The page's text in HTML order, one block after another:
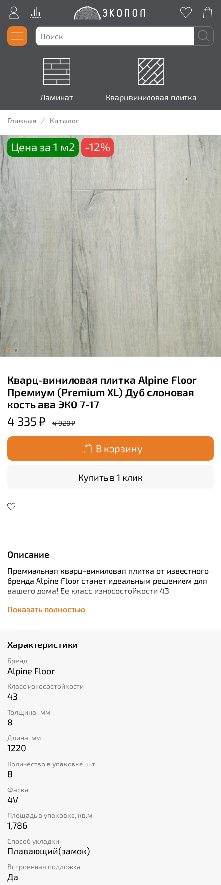
Ламинат Кварцвиниловая плитка
Главная Каталог
Цена за 1 м2 -12%
Кварц-виниловая плитка Alpine Floor
Премиум (Premium XL) Дуб слоновая
кость ава ЭКО 7-17
4 335 ₽ 4 920 ₽
В корзину
Купить в 1 клик
Описание
Премиальная кварц-виниловая плитка от известного
бренда Alpine Floor станет идеальным решением для
вашего дома! Ее класс износостойкости 43
даже при интенсивной эксплуатации. Благодаря
монтаж благодаря плавающему способу установки
(замковый механизм). Для удобства укладки
предусмотрена встроенная подложка. Кроме того,
материал обладает высоким классом
пожаробезопасности КМ2. Все эти преимущества
делают данную модель прекрасным выбором для тех,
кто ценит качество, стиль и комфорт.
Показать полностью
Характеристики
Бренд
Alpine Floor
Класс износостойкости
43
Толщина , мм
8
Длина, мм
1220
Количество в упаковке, шт
8
Фаска
4V
Площадь в упаковке, кв.м.
1,786
Способ укладки
Плавающий(замок)
Встроенная подложка
Да